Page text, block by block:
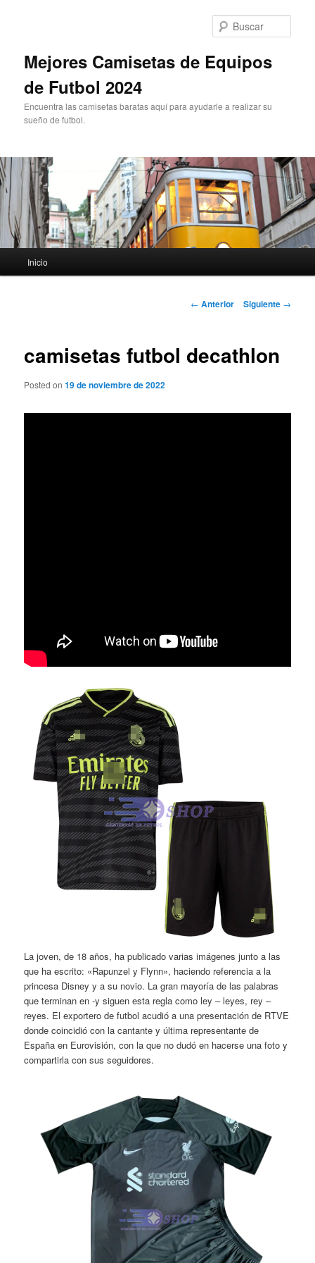
Mejores Camisetas de Equipos
de Futbol 2024
Encuentra las camisetas baratas aquí para ayudarle a realizar su
sueño de futbol.
principal
Inicio
Navegación
← Anterior Siguiente →
camisetas futbol decathlon
Posted on19 de noviembre de 2022
La joven, de 18 años, ha publicado varias imágenes junto a las
que ha escrito: «Rapunzel y Flynn», haciendo referencia a la
princesa Disney y a su novio. La gran mayoría de las palabras
que terminan en -y siguen esta regla como ley – leyes, rey –
reyes. El exportero de futbol acudió a una presentación de RTVE
donde coincidió con la cantante y última representante de
España en Eurovisión, con la que no dudó en hacerse una foto y
compartirla con sus seguidores.